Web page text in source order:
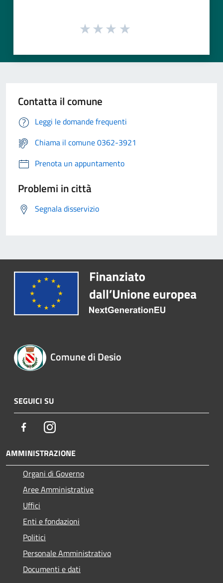
Contatta il comune
Leggi le domande frequenti
Chiama il comune 0362-3921
Prenota un appuntamento
Problemi in città
Segnala disservizio
Comune di Desio
SEGUICI SU
FacebookInstagram
AMMINISTRAZIONE
Organi di Governo
Aree Amministrative
Uffici
Enti e fondazioni
Politici
Personale Amministrativo
Documenti e dati